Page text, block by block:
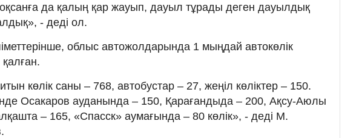
да қалың қар жауып, дауыл тұрады деген дауылдық
- деді ол.
облыс автожолдарында 1 мыңдай автокөлік
көлік саны – 768, автобустар – 27, жеңіл көліктер – 150.
Осакаров ауданында – 150, Қарағандыда – 200, Ақсу-Аюлы
– 165, «Спасск» аумағында – 80 көлік», - деді М.